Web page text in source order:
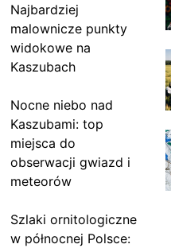
Najbardziej
malownicze punkty
widokowe na
Kaszubach
Nocne niebo nad
Kaszubami: top
miejsca do
obserwacji gwiazd i
meteorów
Szlaki ornitologiczne
w północnej Polsce: